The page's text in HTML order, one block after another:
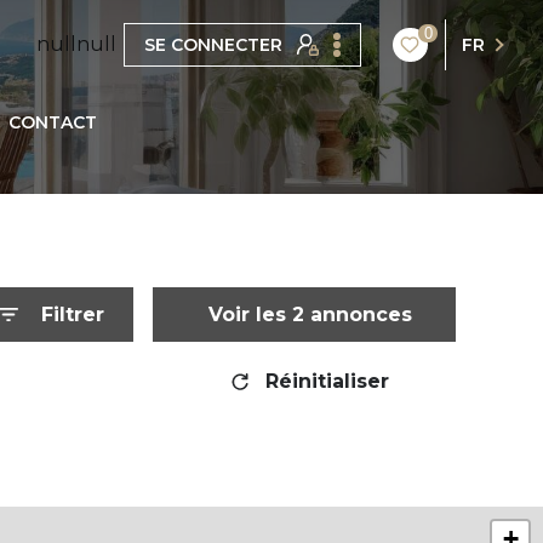
null null SE CONNECTER
0
FR
CONTACT
Filtrer Voir les 2 annonces
Réinitialiser